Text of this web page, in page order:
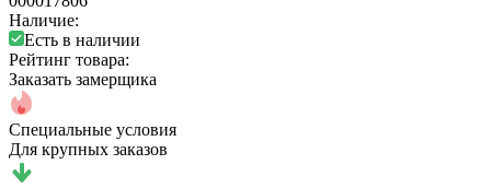
Наличие:
Есть в наличии
Рейтинг товара:
Заказать замерщика
Специальные условия
Для крупных заказов